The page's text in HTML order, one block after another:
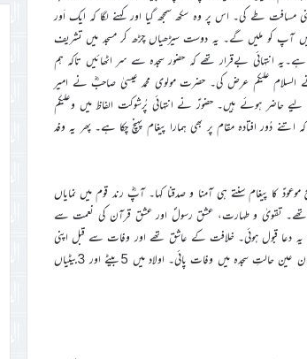
مسافت طے کی۔ اس پر وہ سکھ سمجھ گیا اور کہنے لگا کہ ایک اَور
آپ کو ملیں گے۔ یہ دوست سیڑھیاں چڑھ کر مسجد میں تشریف
انتہائی بےقرار تھے کہ حضور سجدہ سے سر اٹھائیں تاکہ ہم
علیکم عرض کی۔ حضرت مولوی محمد عیسیٰ صاحبؓ نے امیر
ہوئے ہیں۔ حضورؑ نے انتہائی پُرشوکت الفاظ میں وعلیکم
افتادہ مقام پر بھی ہمارا پیغام پہنچ چکا ہے۔ پھر یہ وفد
کا پیغام سنتے ہی آمنا و صدقنا کہا۔ آپؓ رند قوم میں نمایاں
تھے۔ تقویٰ و طہارت، عشق رسولؐ اور عشق قرآن کی نعمت سے
دعا قبول ہوئی۔ خلافت کے عاشق تھے اور وفات سے قبل اپنی
اولاد کو آخر دَم تک خلافت سے وابستہ رہنے کی تلقین کی۔ آپؓ نے 1916ء میں نماز فجر کے دوران عین حالتِ سجدہ میں وفات پائی۔ اولاد میں 5بیٹے اور 3بیٹیاں